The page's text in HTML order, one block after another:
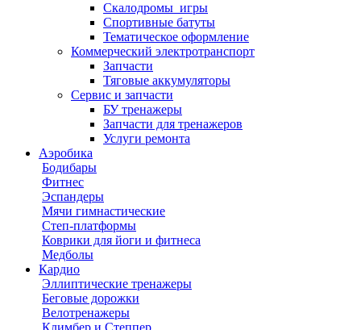
Скалодромы_игры
Спортивные батуты
Тематическое оформление
Коммерческий электротранспорт
Запчасти
Тяговые аккумуляторы
Сервис и запчасти
БУ тренажеры
Запчасти для тренажеров
Услуги ремонта
Аэробика
Бодибары
Фитнес
Эспандеры
Мячи гимнастические
Степ-платформы
Коврики для йоги и фитнеса
Медболы
Кардио
Эллиптические тренажеры
Беговые дорожки
Велотренажеры
Климбер и Степпер